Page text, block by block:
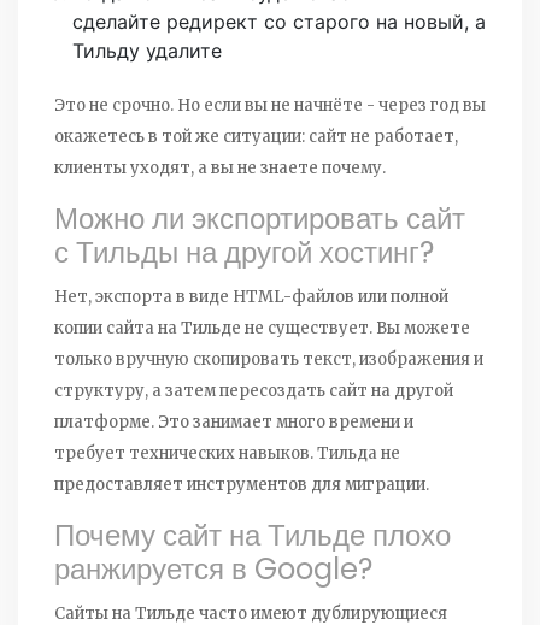
сделайте редирект со старого на новый, а
Тильду удалите
Это не срочно. Но если вы не начнёте - через год вы
окажетесь в той же ситуации: сайт не работает,
клиенты уходят, а вы не знаете почему.
Можно ли экспортировать сайт
с Тильды на другой хостинг?
Нет, экспорта в виде HTML-файлов или полной
копии сайта на Тильде не существует. Вы можете
только вручную скопировать текст, изображения и
структуру, а затем пересоздать сайт на другой
платформе. Это занимает много времени и
требует технических навыков. Тильда не
предоставляет инструментов для миграции.
Почему сайт на Тильде плохо
ранжируется в Google?
Сайты на Тильде часто имеют дублирующиеся